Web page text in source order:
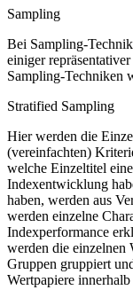
Bei Sampling-
einiger
Hier werden die
(vereinfachten)
welche Einzeltitel
Indexentwicklung
haben, werden aus
werden einzelne
Indexperformance
werden die einzelnen
Gruppen gruppiert